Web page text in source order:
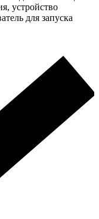
устройство
для запуска